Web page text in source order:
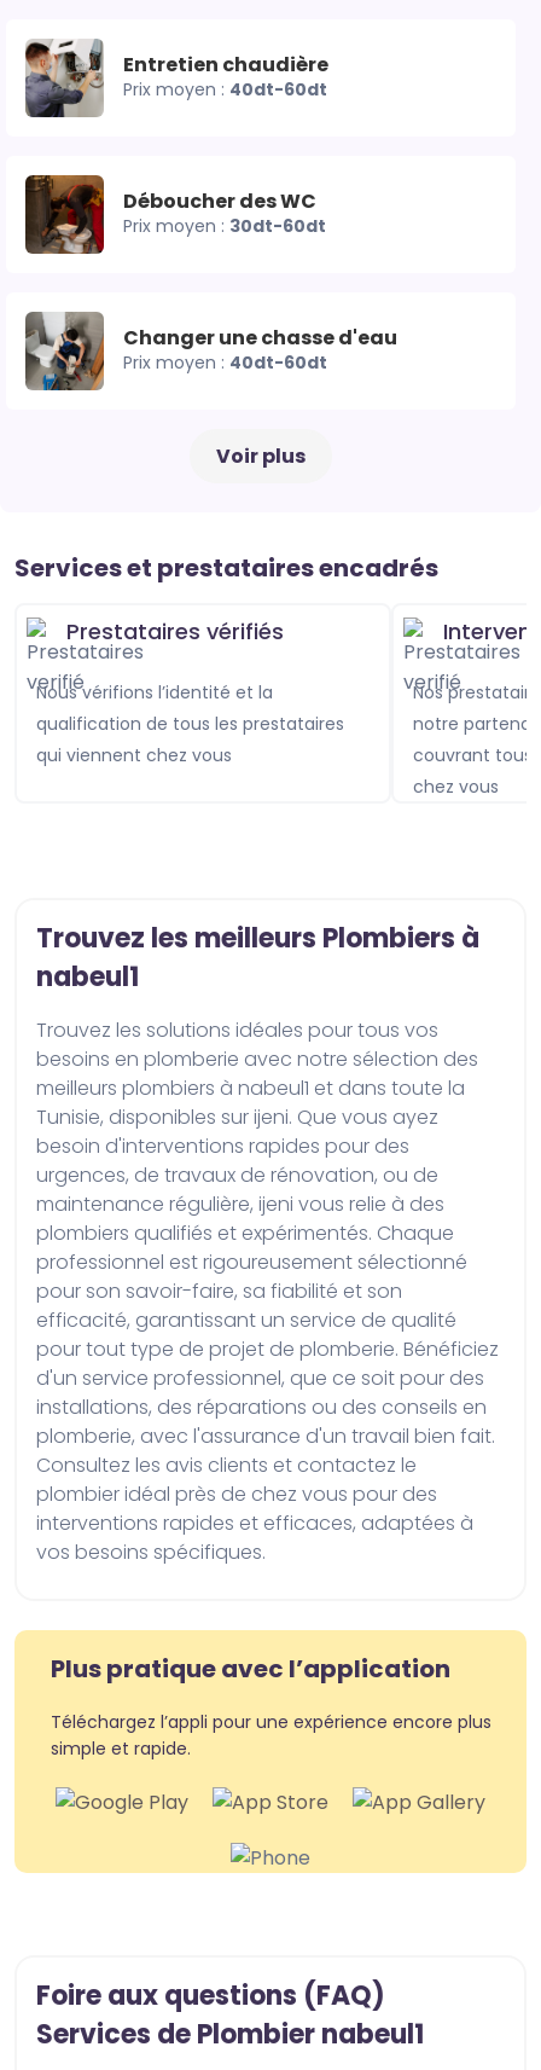
Entretien chaudière
Prix moyen : 40dt-60dt
Déboucher des WC
Prix moyen : 30dt-60dt
Changer une chasse d'eau
Prix moyen : 40dt-60dt
Voir plus
Services et prestataires encadrés
Prestataires vérifiés
Nous vérifions l’identité et la
qualification de tous les prestataires
qui viennent chez vous
Nos prestataires sont assurés avec
notre
couvrant tous
chez vous
Trouvez les meilleurs Plombiers à
nabeul1
Trouvez les solutions idéales pour tous vos
besoins en plomberie avec notre sélection des
meilleurs plombiers à nabeul1 et dans toute la
Tunisie, disponibles sur ijeni. Que vous ayez
besoin d'interventions rapides pour des
urgences, de travaux de rénovation, ou de
maintenance régulière, ijeni vous relie à des
plombiers qualifiés et expérimentés. Chaque
professionnel est rigoureusement sélectionné
pour son savoir-faire, sa fiabilité et son
efficacité, garantissant un service de qualité
pour tout type de projet de plomberie. Bénéficiez
d'un service professionnel, que ce soit pour des
installations, des réparations ou des conseils en
plomberie, avec l'assurance d'un travail bien fait.
Consultez les avis clients et contactez le
plombier idéal près de chez vous pour des
interventions rapides et efficaces, adaptées à
vos besoins spécifiques.
Plus pratique avec l’application
Téléchargez l’appli pour une expérience encore plus
simple et rapide.
Foire aux questions (FAQ)
Services de Plombier nabeul1